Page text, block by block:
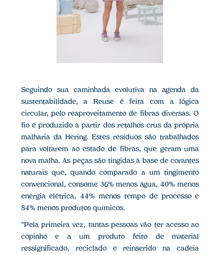
Seguindo sua caminhada evolutiva na agenda da
sustentabilidade, a Reuse é feita com a lógica
circular, pelo reaproveitamento de fibras diversas. O
fio é produzido a partir dos retalhos crus da própria
malharia da Hering. Estes resíduos são trabalhados
para voltarem ao estado de fibras, que geram uma
nova malha. As peças são tingidas à base de corantes
naturais que, quando comparado a um tingimento
convencional, consome 36% menos água, 40% menos
energia elétrica, 44% menos tempo de processo e
84% menos produtos químicos.
"Pela primeira vez, tantas pessoas vão ter acesso ao
copinho e a um produto feito de material
ressignificado, reciclado e reinserido na cadeia